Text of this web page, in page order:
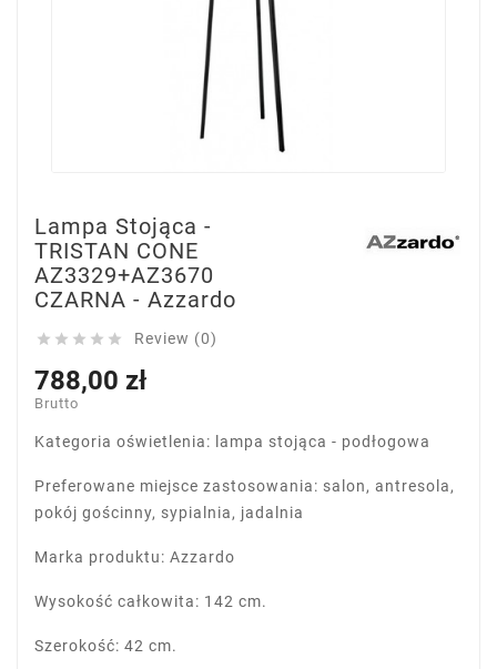
Lampa Stojąca -
TRISTAN CONE
AZ3329+AZ3670
CZARNA - Azzardo
     Review (0)
788,00 zł
Brutto
Kategoria oświetlenia: lampa stojąca - podłogowa
Preferowane miejsce zastosowania: salon, antresola,
pokój gościnny, sypialnia, jadalnia
Marka produktu: Azzardo
Wysokość całkowita: 142 cm.
Szerokość: 42 cm.